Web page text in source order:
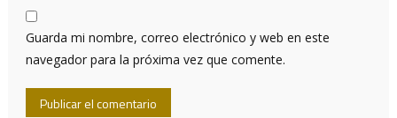
Guarda mi nombre, correo electrónico y web en este
navegador para la próxima vez que comente.